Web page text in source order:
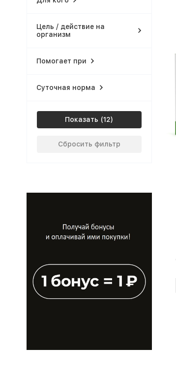
Цель / действие на
организм
Помогает при
Суточная норма
Показать
Сбросить фильтр